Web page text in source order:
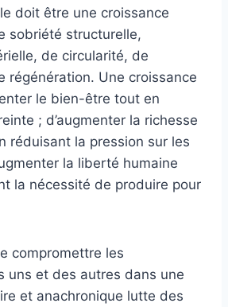
doit être une croissance
sobriété structurelle,
de circularité, de
régénération. Une croissance
le bien-être tout en
; d’augmenter la richesse
réduisant la pression sur les
la liberté humaine
la nécessité de produire pour
compromettre les
uns et des autres dans une
et anachronique lutte des